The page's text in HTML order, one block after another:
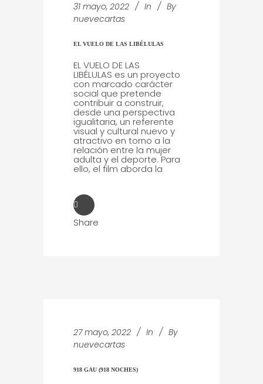
31 mayo, 2022 In
By
nuevecartas
EL VUELO DE LAS LIBÉLULAS
EL VUELO DE LAS
LIBÉLULAS es un proyecto
con marcado carácter
social que pretende
contribuir a construir,
desde una perspectiva
igualitaria, un referente
visual y cultural nuevo y
atractivo en torno a la
relación entre la mujer
adulta y el deporte. Para
ello, el film aborda la
Share
27 mayo, 2022 In
By
nuevecartas
918 GAU (918 NOCHES)